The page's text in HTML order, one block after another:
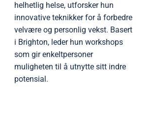
helhetlig helse, utforsker hun
innovative teknikker for å forbedre
velvære og personlig vekst. Basert
i Brighton, leder hun workshops
som gir enkeltpersoner
muligheten til å utnytte sitt indre
potensial.